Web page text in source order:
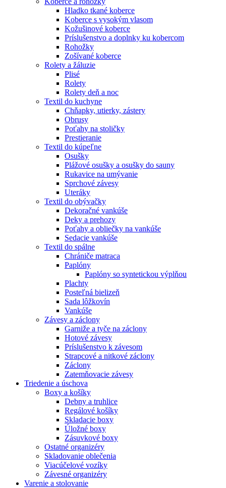
Hladko tkané koberce
Koberce s vysokým vlasom
Kožušinové koberce
Príslušenstvo a doplnky ku kobercom
Rohožky
Zošívané koberce
Rolety a žáluzie
Plisé
Rolety
Rolety deň a noc
Textil do kuchyne
Chňapky, utierky, zástery
Obrusy
Poťahy na stoličky
Prestieranie
Textil do kúpeľne
Osušky
Plážové osušky a osušky do sauny
Rukavice na umývanie
Sprchové závesy
Uteráky
Textil do obývačky
Dekoračné vankúše
Deky a prehozy
Poťahy a obliečky na vankúše
Sedacie vankúše
Textil do spálne
Chrániče matraca
Paplóny
Paplóny so syntetickou výplňou
Plachty
Posteľná bielizeň
Sada lôžkovín
Vankúše
Závesy a záclony
Garniže a tyče na záclony
Hotové závesy
Príslušenstvo k závesom
Strapcové a nitkové záclony
Záclony
Zatemňovacie závesy
Triedenie a úschova
Boxy a košíky
Debny a truhlice
Regálové košíky
Skladacie boxy
Úložné boxy
Zásuvkové boxy
Ostatné organizéry
Skladovanie oblečenia
Viacúčelové vozíky
Závesné organizéry
Varenie a stolovanie